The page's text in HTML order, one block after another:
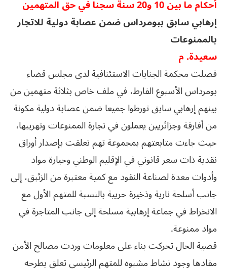
أحكام ما بين 10 و20 سنة سجنا في حق المتهمين
إرهابي سابق ببومرداس ضمن عصابة دولية للاتجار
بالممنوعات
سعيدة. م
فصلت محكمة الجنايات الاستئنافية لدى مجلس قضاء
بومرداس الأسبوع الفارط، في ملف خاص بثلاثة متهمين من
بينهم إرهابي سابق تورطوا جميعا ضمن عصابة دولية مكونة
من أفارقة وجزائريين يعملون في تجارة الممنوعات وتهريبها،
حيث جاءت متابعتهم بمجموعة تهم تعلقت بإصدار أوراق
نقدية ذات سعر قانوني في الإقليم الوطني وحيازة مواد
وأدوات معدة لصناعة النقود مع كمية معتبرة من الزئبق، إلى
جانب أسلحة نارية وذخيرة حربية بالنسبة للمتهم الأول مع
الانخراط في جماعة إرهابية مسلحة إلى جانب المتاجرة في
مواد ممنوعة.
قضية الحال تحركت بناء على معلومات وردت مصالح الأمن
مفادها وجود نشاط مشبوه للمتهم الرئيسي تعلق بطرحه